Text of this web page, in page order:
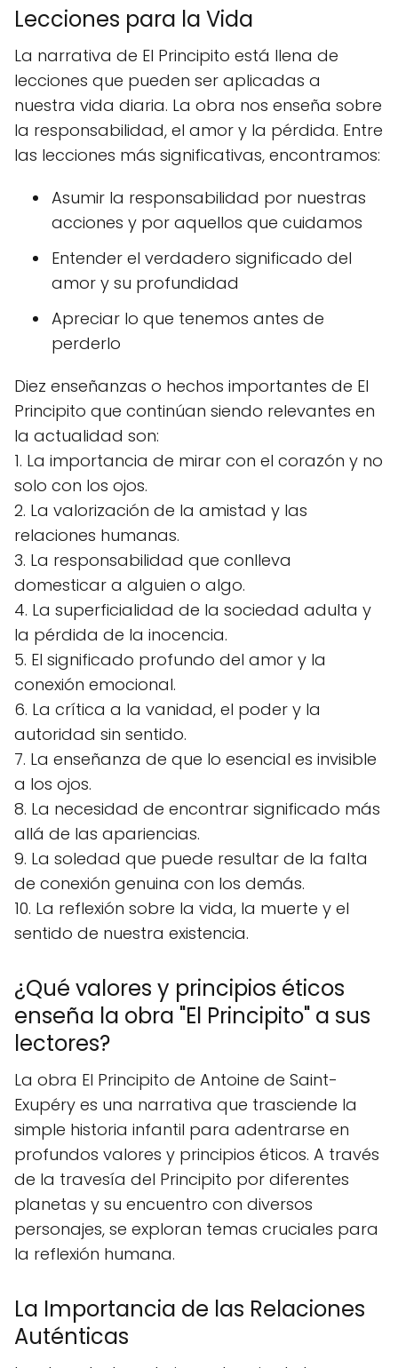
Lecciones para la Vida
La narrativa de El Principito está llena de
lecciones que pueden ser aplicadas a
nuestra vida diaria. La obra nos enseña sobre
la responsabilidad, el amor y la pérdida. Entre
las lecciones más significativas, encontramos:
Asumir la responsabilidad por nuestras
acciones y por aquellos que cuidamos
Entender el verdadero significado del
amor y su profundidad
Apreciar lo que tenemos antes de
perderlo
Diez enseñanzas o hechos importantes de El
Principito que continúan siendo relevantes en
la actualidad son:
1. La importancia de mirar con el corazón y no
solo con los ojos.
2. La valorización de la amistad y las
relaciones humanas.
3. La responsabilidad que conlleva
domesticar a alguien o algo.
4. La superficialidad de la sociedad adulta y
la pérdida de la inocencia.
5. El significado profundo del amor y la
conexión emocional.
6. La crítica a la vanidad, el poder y la
autoridad sin sentido.
7. La enseñanza de que lo esencial es invisible
a los ojos.
8. La necesidad de encontrar significado más
allá de las apariencias.
9. La soledad que puede resultar de la falta
de conexión genuina con los demás.
10. La reflexión sobre la vida, la muerte y el
sentido de nuestra existencia.
¿Qué valores y principios éticos
enseña la obra "El Principito" a sus
lectores?
La obra El Principito de Antoine de Saint-
Exupéry es una narrativa que trasciende la
simple historia infantil para adentrarse en
profundos valores y principios éticos. A través
de la travesía del Principito por diferentes
planetas y su encuentro con diversos
personajes, se exploran temas cruciales para
la reflexión humana.
La Importancia de las Relaciones
Auténticas